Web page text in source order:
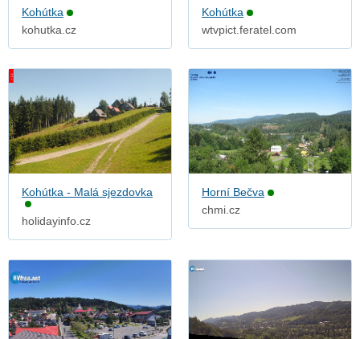
Kohútka
kohutka.cz
Kohútka
wtvpict.feratel.com
Kohútka - Malá sjezdovka
holidayinfo.cz
Horní Bečva
chmi.cz